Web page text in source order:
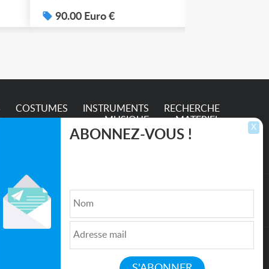
90.00 Euro €
COSTUMES
INSTRUMENTS
MUSIQUE
RECHERCHE
MATERIEL
et de l'Entertainment
Qui sommes nous ?| Médias| Newsletter| CGU|
Politique de confidentialité
Partenaires
X
ABONNEZ-VOUS !